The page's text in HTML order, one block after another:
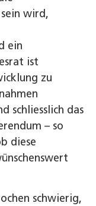
wird,
ein
ist
zu
schliesslich das
– so
diese
schwierig,